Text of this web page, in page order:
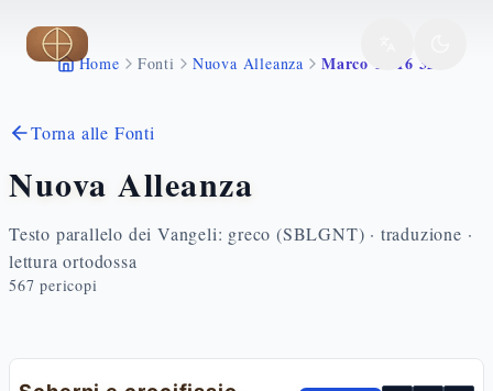
Vai al contenuto principale
Home Fonti Nuova Alleanza Marco 15 16 32
Torna alle Fonti
Nuova Alleanza
Testo parallelo dei Vangeli: greco (SBLGNT) · traduzione ·
lettura ortodossa
567 pericopi